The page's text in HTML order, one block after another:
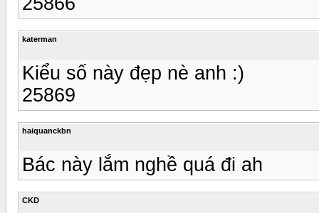
katerman
Kiểu số này đẹp nè anh :)
25869
haiquanckbn
Bác này lắm nghề quá đi ah
CKD